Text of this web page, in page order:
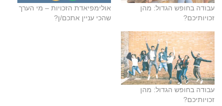
עבודה בחופש הגדול: מהן
זכויותיכם?
אולימפיאדת הזכויות – מי הערך
שהכי עניין אתכם/ן?
עבודה בחופש הגדול: מהן
זכויותיכם?